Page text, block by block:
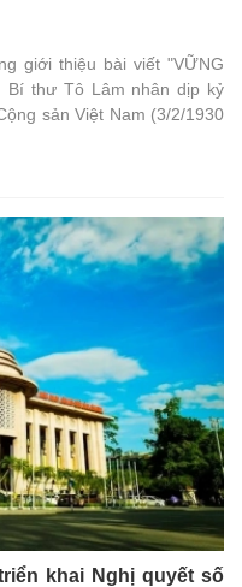
giới thiệu bài viết "VỮNG
Bí thư Tô Lâm nhân dịp kỷ
sản Việt Nam (3/2/1930
khai Nghị quyết số